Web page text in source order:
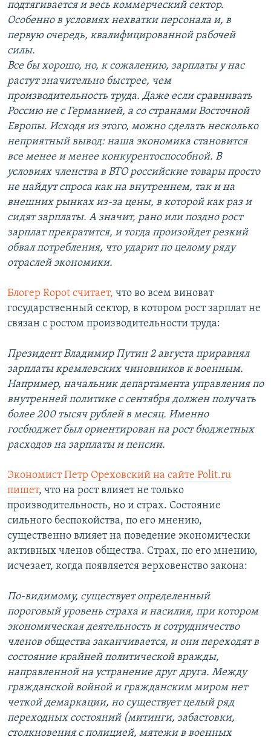
подтягивается и весь коммерческий сектор.
Особенно в условиях нехватки персонала и, в
первую очередь, квалифицированной рабочей
силы.
Все бы хорошо, но, к сожалению, зарплаты у нас
растут значительно быстрее, чем
производительность труда. Даже если сравнивать
Россию не с Германией, а со странами Восточной
Европы. Исходя из этого, можно сделать несколько
неприятный вывод: наша экономика становится
все менее и менее конкурентоспособной. В
условиях членства в ВТО российские товары просто
не найдут спроса как на внутреннем, так и на
внешних рынках из-за цены, в которой как раз и
сидят зарплаты. А значит, рано или поздно рост
зарплат прекратится, и тогда произойдет резкий
обвал потребления, что ударит по целому ряду
отраслей экономики.
Блогер Ropot считает, что во всем виноват
государственный сектор, в котором рост зарплат не
связан с ростом производительности труда:
Президент Владимир Путин 2 августа приравнял
зарплаты кремлевских чиновников к военным.
Например, начальник департамента управления по
внутренней политике с сентября должен получать
более 200 тысяч рублей в месяц. Именно
госбюджет был ориентирован на рост бюджетных
расходов на зарплаты и пенсии.
Экономист Петр Ореховский на сайте Polit.ru
пишет, что на рост влияет не только
производительность, но и страх. Состояние
сильного беспокойства, по его мнению,
существенно влияет на поведение экономически
активных членов общества. Страх, по его мнению,
исчезает, когда появляется верховенство закона:
По-видимому, существует определенный
пороговый уровень страха и насилия, при котором
экономическая деятельность и сотрудничество
членов общества заканчивается, и они переходят в
состояние крайней политической вражды,
направленной на устранение друг друга. Между
гражданской войной и гражданским миром нет
четкой демаркации, но существует целый ряд
переходных состояний (митинги, забастовки,
столкновения с полицией, мятежи в военных